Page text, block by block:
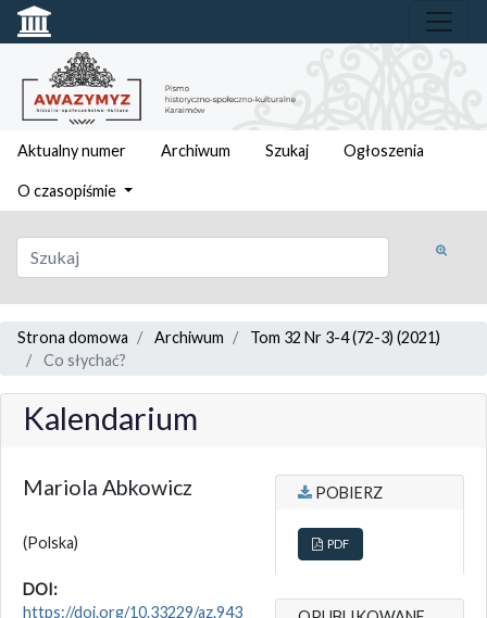
Aktualny numer Archiwum Szukaj Ogłoszenia
O czasopiśmie
Strona domowa Archiwum
Tom 32 Nr 3-4 (72-3) (2021)
Co słychać?
Kalendarium
Mariola Abkowicz
(Polska)
DOI:
https://doi.org/10.33229/az.943
POBIERZ
PDF